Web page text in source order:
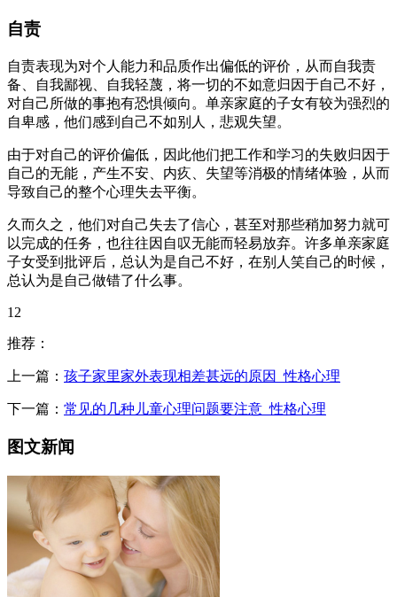
自责
自责表现为对个人能力和品质作出偏低的评价，从而自我责
备、自我鄙视、自我轻蔑，将一切的不如意归因于自己不好，
对自己所做的事抱有恐惧倾向。单亲家庭的子女有较为强烈的
自卑感，他们感到自己不如别人，悲观失望。
由于对自己的评价偏低，因此他们把工作和学习的失败归因于
自己的无能，产生不安、内疚、失望等消极的情绪体验，从而
导致自己的整个心理失去平衡。
久而久之，他们对自己失去了信心，甚至对那些稍加努力就可
以完成的任务，也往往因自叹无能而轻易放弃。许多单亲家庭
子女受到批评后，总认为是自己不好，在别人笑自己的时候，
总认为是自己做错了什么事。
12
推荐：
上一篇： 孩子家里家外表现相差甚远的原因_性格心理
下一篇： 常见的几种儿童心理问题要注意_性格心理
图文新闻